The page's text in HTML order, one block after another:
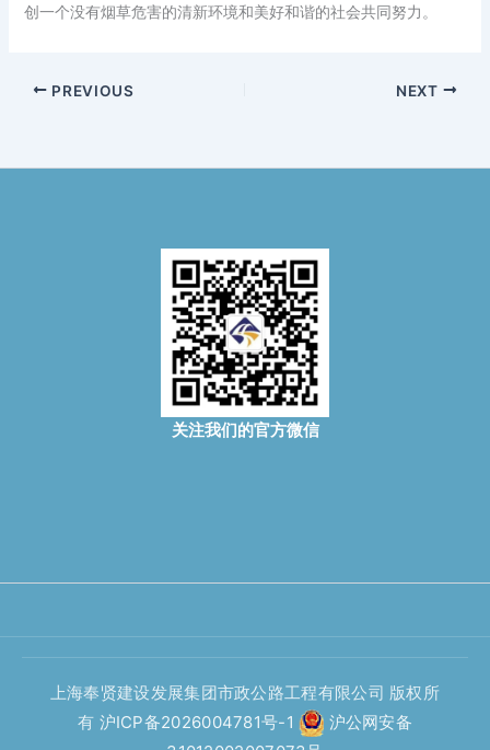
创一个没有烟草危害的清新环境和美好和谐的社会共同努力。
PREVIOUS NEXT
关注我们的官方微信
上海奉贤建设发展集团市政公路工程有限公司 版权所
有 沪ICP备2026004781号-1
沪公网安备